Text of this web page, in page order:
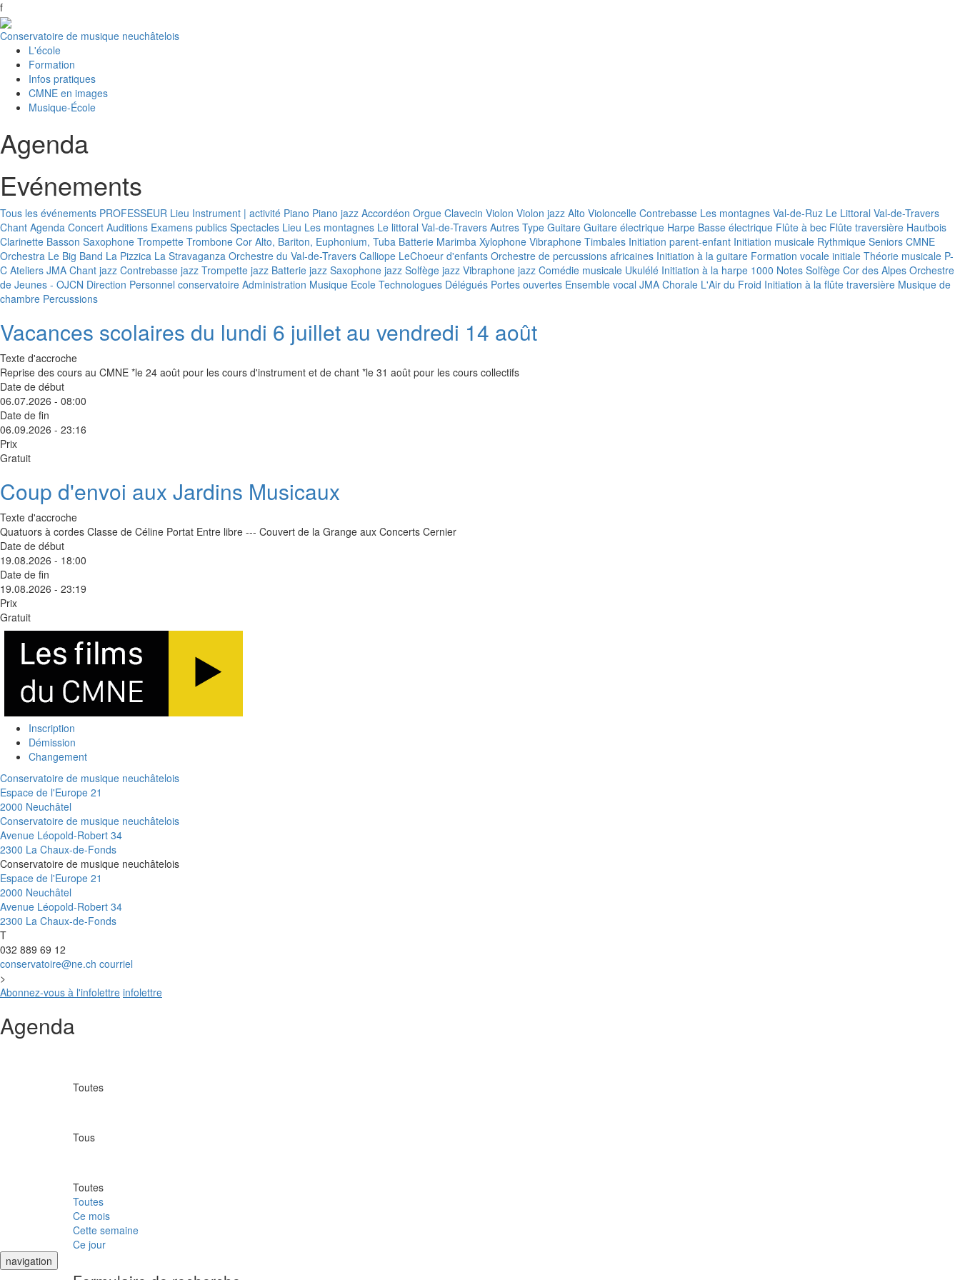
f
Conservatoire de musique neuchâtelois
L'école
Formation
Infos pratiques
CMNE en images
Musique-École
Agenda
Evénements
Tous les événements PROFESSEUR Lieu Instrument | activité Piano Piano jazz Accordéon Orgue Clavecin Violon Violon jazz Alto Violoncelle Contrebasse Les montagnes Val-de-Ruz Le Littoral Val-de-Travers
Chant Agenda Concert Auditions Examens publics Spectacles Lieu Les montagnes Le littoral Val-de-Travers Autres Type Guitare Guitare électrique Harpe Basse électrique Flûte à bec Flûte traversière Hautbois
Clarinette Basson Saxophone Trompette Trombone Cor Alto, Bariton, Euphonium, Tuba Batterie Marimba Xylophone Vibraphone Timbales Initiation parent-enfant Initiation musicale Rythmique Seniors CMNE
Orchestra Le Big Band La Pizzica La Stravaganza Orchestre du Val-de-Travers Calliope LeChoeur d'enfants Orchestre de percussions africaines Initiation à la guitare Formation vocale initiale Théorie musicale P-
C Ateliers JMA Chant jazz Contrebasse jazz Trompette jazz Batterie jazz Saxophone jazz Solfège jazz Vibraphone jazz Comédie musicale Ukulélé Initiation à la harpe 1000 Notes Solfège Cor des Alpes Orchestre
de Jeunes - OJCN Direction Personnel conservatoire Administration Musique Ecole Technologues Délégués Portes ouvertes Ensemble vocal JMA Chorale L'Air du Froid Initiation à la flûte traversière Musique de
chambre Percussions
Vacances scolaires du lundi 6 juillet au vendredi 14 août
Texte d'accroche
Reprise des cours au CMNE *le 24 août pour les cours d'instrument et de chant *le 31 août pour les cours collectifs
Date de début
06.07.2026 - 08:00
Date de fin
06.09.2026 - 23:16
Prix
Gratuit
Coup d'envoi aux Jardins Musicaux
Texte d'accroche
Quatuors à cordes Classe de Céline Portat Entre libre --- Couvert de la Grange aux Concerts Cernier
Date de début
19.08.2026 - 18:00
Date de fin
19.08.2026 - 23:19
Prix
Gratuit
Inscription
Démission
Changement
Conservatoire de musique neuchâtelois
Espace de l'Europe 21
2000 Neuchâtel
Conservatoire de musique neuchâtelois
Avenue Léopold-Robert 34
2300 La Chaux-de-Fonds
Conservatoire de musique neuchâtelois
Espace de l'Europe 21
2000 Neuchâtel
Avenue Léopold-Robert 34
2300 La Chaux-de-Fonds
T
032 889 69 12
conservatoire@ne.ch courriel
>
Abonnez-vous à l'infolettre infolettre
Agenda
Toutes
Tous
Toutes
Toutes
Ce mois
Cette semaine
Ce jour
navigation